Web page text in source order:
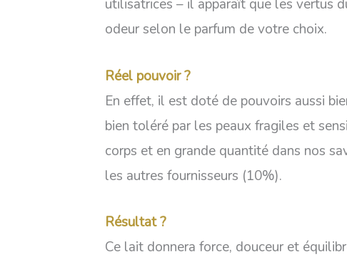
utilisatrices – il apparaît que les vertus
odeur selon le parfum de votre choix.
Réel pouvoir ?
En effet, il est doté de pouvoirs aussi
bien toléré par les peaux fragiles et
corps et en grande quantité dans nos
les autres fournisseurs (10%).
Résultat ?
Ce lait donnera force, douceur et